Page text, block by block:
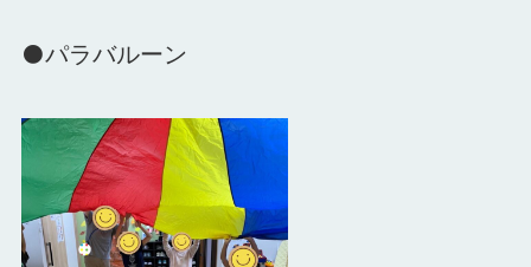
●パラバルーン